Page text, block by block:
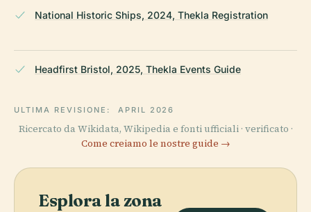
National Historic Ships, 2024, Thekla Registration
Headfirst Bristol, 2025, Thekla Events Guide
ULTIMA REVISIONE: APRIL 2026
Ricercato da Wikidata, Wikipedia e fonti ufficiali · verificato ·
Come creiamo le nostre guide →
Esplora la zona